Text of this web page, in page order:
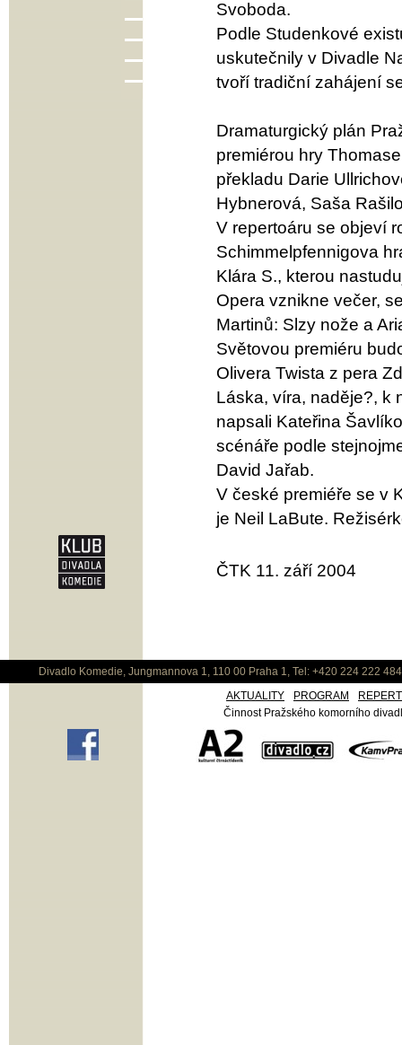
Svoboda.
Podle Studenkové
uskutečnily v Divadle
tvoří tradiční zahájení
Dramaturgický plán
premiérou hry
překladu Darie
Hybnerová, Saša
V repertoáru se objeví
Schimmelpfennigova
Klára S., kterou
Opera vznikne večer,
Martinů: Slzy nože a
Světovou premiéru
Olivera Twista z pera
Láska, víra, naděje?, k
napsali Kateřina
scénáře podle
David Jařab.
V české premiéře se v
je Neil LaBute.
ČTK 11. září 2004
Divadlo Komedie, Jungmannova 1, 110 00 Praha 1, Tel: +420 224 222
AKTUALITY
PROGRAM
Činnost Pražského komorního